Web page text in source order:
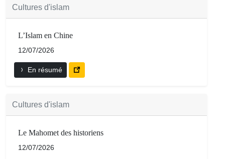
Cultures d'islam
L’Islam en Chine
12/07/2026
En résumé
Cultures d'islam
Le Mahomet des historiens
12/07/2026